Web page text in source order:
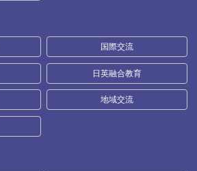
国際交流
日英融合教育
地域交流